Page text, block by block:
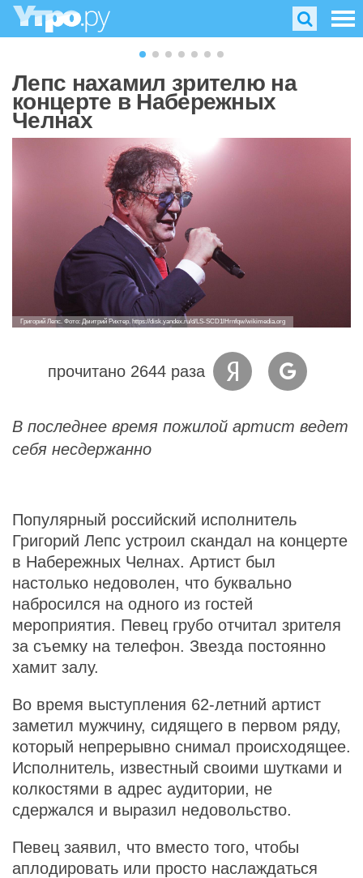
Лепс нахамил зрителю на
концерте в Набережных
Челнах
Григорий Лепс. Фото: Дмитрий Рихтер. https://disk.yandex.ru/d/LS-SCD1lHrnfqw/wikimedia.org
прочитано 2644 раза
В последнее время пожилой артист ведет
себя несдержанно
Популярный российский исполнитель
Григорий Лепс устроил скандал на концерте
в Набережных Челнах. Артист был
настолько недоволен, что буквально
набросился на одного из гостей
мероприятия. Певец грубо отчитал зрителя
за съемку на телефон. Звезда постоянно
хамит залу.
Во время выступления 62-летний артист
заметил мужчину, сидящего в первом ряду,
который непрерывно снимал происходящее.
Исполнитель, известный своими шутками и
колкостями в адрес аудитории, не
сдержался и выразил недовольство.
Певец заявил, что вместо того, чтобы
аплодировать или просто наслаждаться